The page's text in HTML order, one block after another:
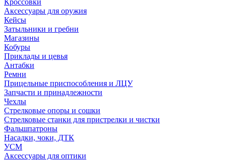
Кроссовки
Аксессуары для оружия
Кейсы
Затыльники и гребни
Магазины
Кобуры
Приклады и цевья
Антабки
Ремни
Прицельные приспособления и ЛЦУ
Запчасти и принадлежности
Чехлы
Стрелковые опоры и сошки
Стрелковые станки для пристрелки и чистки
Фальшпатроны
Насадки, чоки, ДТК
УСМ
Аксессуары для оптики